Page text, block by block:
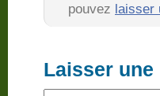
pouvez laisser
Laisser une